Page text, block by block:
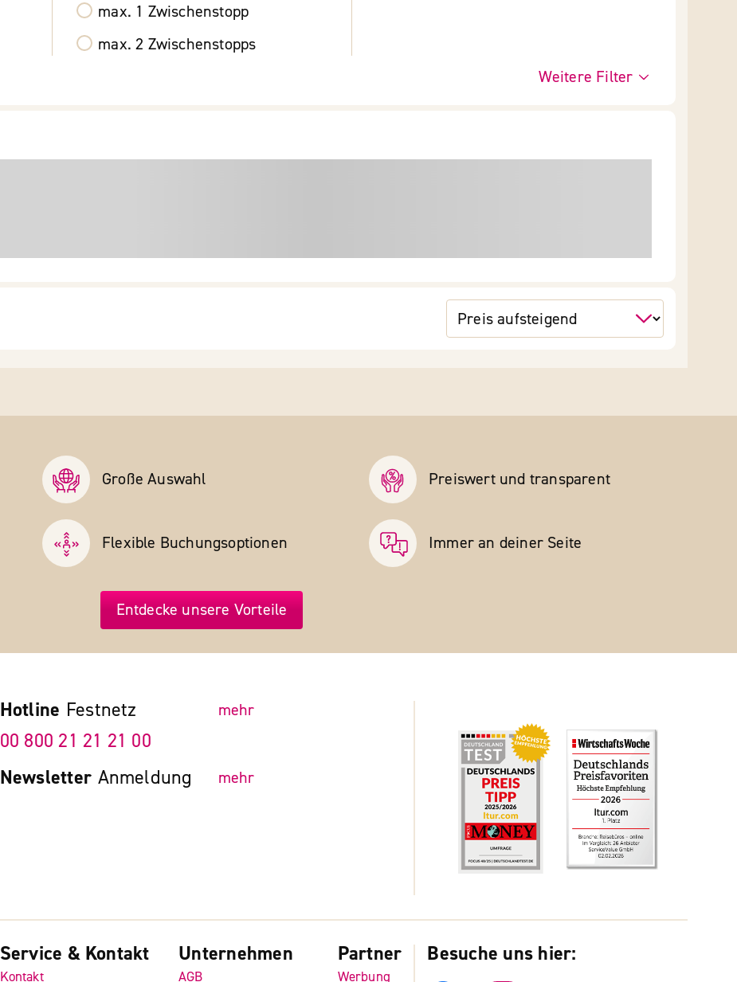
max. 1 Zwischenstopp
max. 2 Zwischenstopps
Weitere Filter
Große Auswahl Preiswert und transparent
Flexible Buchungs­optionen Immer an deiner Seite
Entdecke unsere Vorteile
Hotline Festnetz mehr
00 800 21 21 21 00
Newsletter Anmeldung mehr
Service & Kontakt
Kontakt
Unternehmen
AGB
Partner
Werbung
Besuche uns hier: